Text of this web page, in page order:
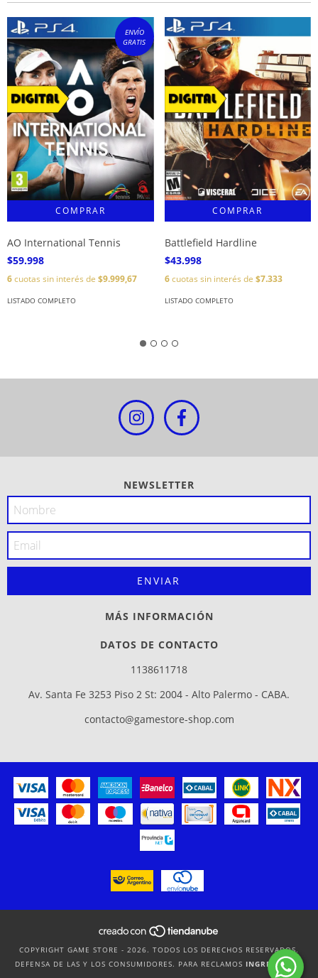
ENVÍO
GRATIS
AO International Tennis
$59.998
6cuotas sin interés de $9.999,67
LISTADO COMPLETO
Battlefield Hardline
$43.998
6cuotas sin interés de $7.333
LISTADO COMPLETO
NEWSLETTER
MÁS INFORMACIÓN
DATOS DE CONTACTO
1138611718
Av. Santa Fe 3253 Piso 2 St: 2004 - Alto Palermo - CABA.
contacto@gamestore-shop.com
COPYRIGHT GAME STORE - 2026. TODOS LOS DERECHOS RESERVADOS.
DEFENSA DE LAS Y LOS CONSUMIDORES. PARA RECLAMOS INGRESÁ ACÁ.